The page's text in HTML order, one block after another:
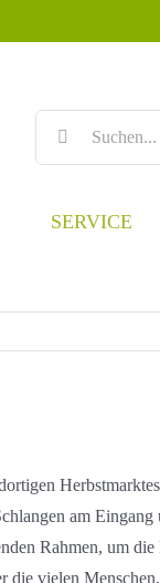
SERVICE
am Eingang
Rahmen, um die
vielen